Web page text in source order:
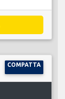
COMPATTA